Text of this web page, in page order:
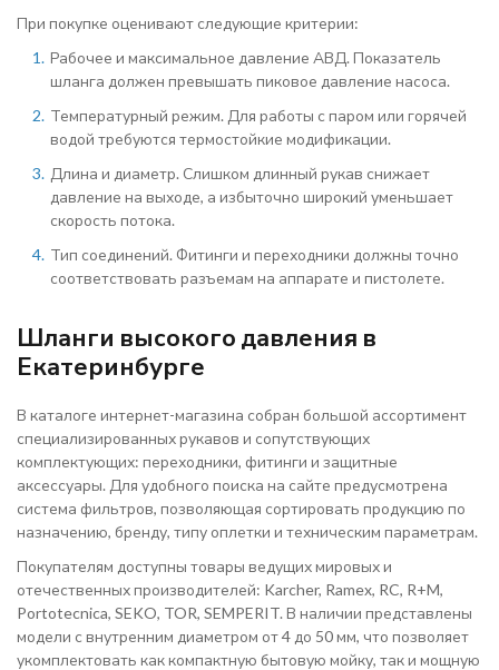
При покупке оценивают следующие критерии:
Рабочее и максимальное давление АВД. Показатель
шланга должен превышать пиковое давление насоса.
Температурный режим. Для работы с паром или горячей
водой требуются термостойкие модификации.
Длина и диаметр. Слишком длинный рукав снижает
давление на выходе, а избыточно широкий уменьшает
скорость потока.
Тип соединений. Фитинги и переходники должны точно
соответствовать разъемам на аппарате и пистолете.
Шланги высокого давления в
Екатеринбурге
В каталоге интернет-магазина собран большой ассортимент
специализированных рукавов и сопутствующих
комплектующих: переходники, фитинги и защитные
аксессуары. Для удобного поиска на сайте предусмотрена
система фильтров, позволяющая сортировать продукцию по
назначению, бренду, типу оплетки и техническим параметрам.
Покупателям доступны товары ведущих мировых и
отечественных производителей: Karcher, Ramex, RC, R+M,
Portotecnica, SEKO, TOR, SEMPERIT. В наличии представлены
модели с внутренним диаметром от 4 до 50 мм, что позволяет
укомплектовать как компактную бытовую мойку, так и мощную